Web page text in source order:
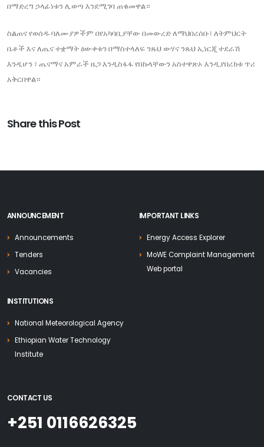
በማድረግ ኃላፊነቱን ሊወጣ እንደሚገባ ጠቁመዋል።
ስልጠና የወሰዱ ባለሙያዎችም በየአካባቢያቸው በመውረድ ለማህበረሰቡ፣ ለትምህርት
ቤቶች እና ለጤና ተቋማት ዕውቀቱን በማስተላለፍ ንጹህ ውሃና ንጹህ ኢነርጂ ተደራሽ
እንዲሆን ፣ ጤናማና አምራች ዜጋ እንዲስፋፋ የበኩላቸውን አስተዋጽኦ እንዲያበረክቱ ጥሪ
አቅርበዋል።
Share this Post
ANNOUNCEMENT
Announcements
Tenders
Vacancies
IMPORTANT LINKS
Energy Access Explorer
MoWE Complaint Management
Web portal
INSTITUTIONS
National Meteorological Agency
Ethiopian Water Technology
Institute
CONTACT US
+251 0116626325